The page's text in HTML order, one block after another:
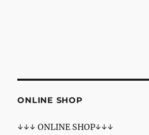
ONLINE SHOP
↓↓↓ ONLINE SHOP↓↓↓